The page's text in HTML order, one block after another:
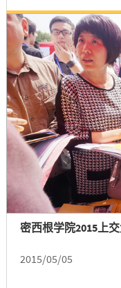
密西根学院2015上
2015/05/05